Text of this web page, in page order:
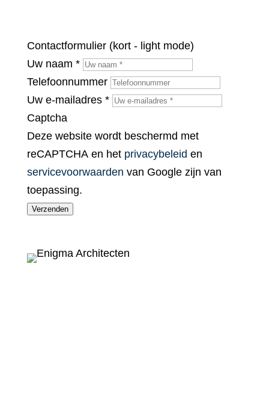
Contactformulier (kort - light mode)
Uw naam *
Telefoonnummer
Uw e-mailadres *
Captcha
Deze website wordt beschermd met
reCAPTCHA en het privacybeleid en
servicevoorwaarden van Google zijn van
toepassing.
Verzenden